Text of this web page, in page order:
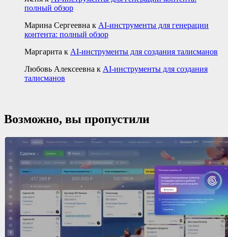
полный обзор
Марина Сергеевна к AI-инструменты для генерации
контента: полный обзор
Маргарита к AI-инструменты для создания талисманов
Любовь Алексеевна к AI-инструменты для создания
талисманов
Возможно, вы пропустили